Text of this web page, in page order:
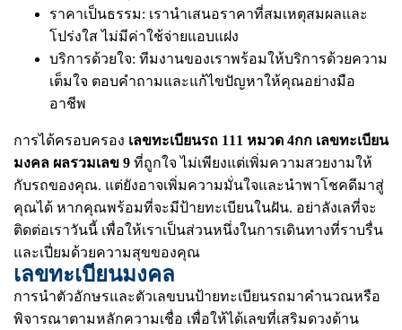
ราคาเป็นธรรม: เรานำเสนอราคาที่สมเหตุสมผลและ
โปร่งใส ไม่มีค่าใช้จ่ายแอบแฝง
บริการด้วยใจ: ทีมงานของเราพร้อมให้บริการด้วยความ
เต็มใจ ตอบคำถามและแก้ไขปัญหาให้คุณอย่างมือ
อาชีพ
การได้ครอบครอง เลขทะเบียนรถ 111 หมวด 4กก เลขทะเบียน
มงคล ผลรวมเลข 9 ที่ถูกใจ ไม่เพียงแต่เพิ่มความสวยงามให้
กับรถของคุณ. แต่ยังอาจเพิ่มความมั่นใจและนำพาโชคดีมาสู่
คุณได้ หากคุณพร้อมที่จะมีป้ายทะเบียนในฝัน. อย่าลังเลที่จะ
ติดต่อเราวันนี้ เพื่อให้เราเป็นส่วนหนึ่งในการเดินทางที่ราบรื่น
และเปี่ยมด้วยความสุขของคุณ
เลขทะเบียนมงคล
การนำตัวอักษรและตัวเลขบนป้ายทะเบียนรถมาคำนวณหรือ
พิจารณาตามหลักความเชื่อ เพื่อให้ได้เลขที่เสริมดวงด้าน